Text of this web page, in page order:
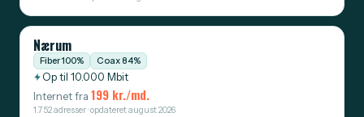
Nærum
Fiber 100% Coax 84%
Op til 10.000 Mbit
Internet fra 199 kr./md.
1.752 adresser · opdateret august 2026